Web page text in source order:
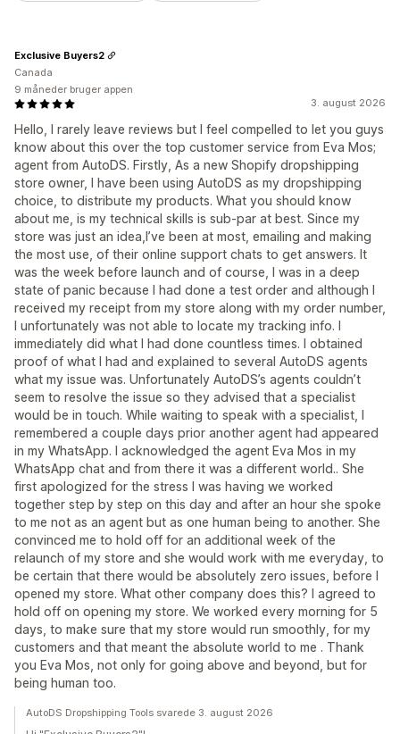
3. august 2026
Hello, I rarely leave reviews but I feel compelled to let you guys
know about this over the top customer service from Eva Mos;
agent from AutoDS. Firstly, As a new Shopify dropshipping
store owner, I have been using AutoDS as my dropshipping
choice, to distribute my products. What you should know
about me, is my technical skills is sub-par at best. Since my
store was just an idea,I’ve been at most, emailing and making
the most use, of their online support chats to get answers. It
was the week before launch and of course, I was in a deep
state of panic because I had done a test order and although I
received my receipt from my store along with my order number,
I unfortunately was not able to locate my tracking info. I
immediately did what I had done countless times. I obtained
proof of what I had and explained to several AutoDS agents
what my issue was. Unfortunately AutoDS’s agents couldn’t
seem to resolve the issue so they advised that a specialist
would be in touch. While waiting to speak with a specialist, I
remembered a couple days prior another agent had appeared
in my WhatsApp. I acknowledged the agent Eva Mos in my
WhatsApp chat and from there it was a different world.. She
first apologized for the stress I was having we worked
together step by step on this day and after an hour she spoke
to me not as an agent but as one human being to another. She
convinced me to hold off for an additional week of the
relaunch of my store and she would work with me everyday, to
be certain that there would be absolutely zero issues, before I
opened my store. What other company does this? I agreed to
hold off on opening my store. We worked every morning for 5
days, to make sure that my store would run smoothly, for my
customers and that meant the absolute world to me . Thank
you Eva Mos, not only for going above and beyond, but for
being human too.
Exclusive Buyers2
Canada
9 måneder bruger appen
AutoDS Dropshipping Tools svarede 3. august 2026